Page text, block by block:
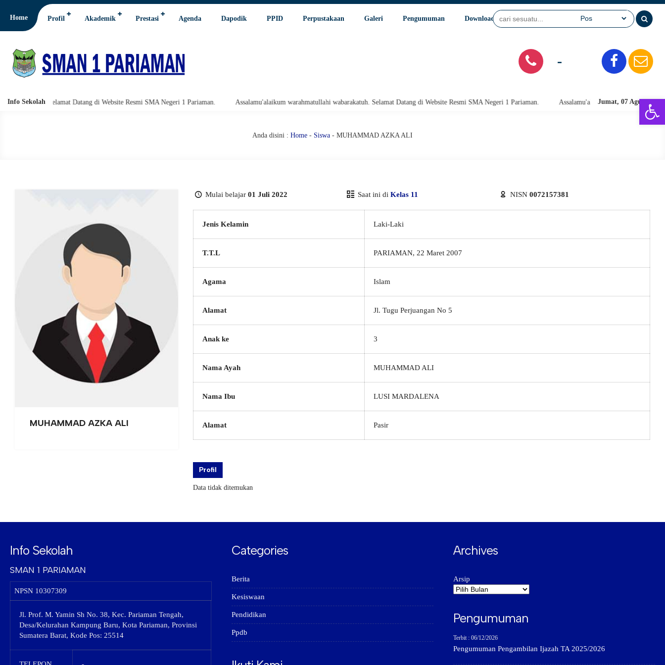
Home Profil Akademik Prestasi Agenda Dapodik PPID Perpustakaan Galeri Pengumuman Download Video
-
Info Sekolah Jumat, 07 Agu 2026
Selamat Datang di Website Resmi SMA Negeri 1 Pariaman. Assalamu'alaikum warahmatullahi wabarakatuh. Selamat Datang di Website Resmi SMA Negeri 1 Pariaman. Assalamu'alaikum warahmatullahi
Anda disini : Home - Siswa - MUHAMMAD AZKA ALI
MUHAMMAD AZKA ALI
Mulai belajar 01 Juli 2022 Saat ini di Kelas 11 NISN 0072157381
Jenis Kelamin Laki-Laki
T.T.L PARIAMAN, 22 Maret 2007
Agama Islam
Alamat Jl. Tugu Perjuangan No 5
Anak ke 3
Nama Ayah MUHAMMAD ALI
Nama Ibu LUSI MARDALENA
Alamat Pasir
Profil
Data tidak ditemukan
Info Sekolah
SMAN 1 PARIAMAN
NPSN 10307309
Jl. Prof. M. Yamin Sh No. 38, Kec. Pariaman Tengah,
Desa/Kelurahan Kampung Baru, Kota Pariaman, Provinsi
Sumatera Barat, Kode Pos: 25514
Categories
Berita
Kesiswaan
Pendidikan
Ppdb
Archives
Arsip
Pengumuman
Terbit : 06/12/2026
Pengumuman Pengambilan Ijazah TA 2025/2026